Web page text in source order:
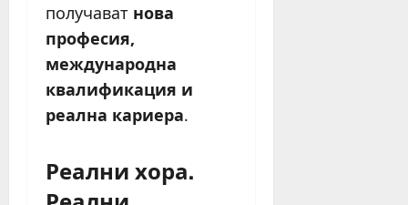
получават нова
професия,
международна
квалификация и
реална кариера.
Реални хора.